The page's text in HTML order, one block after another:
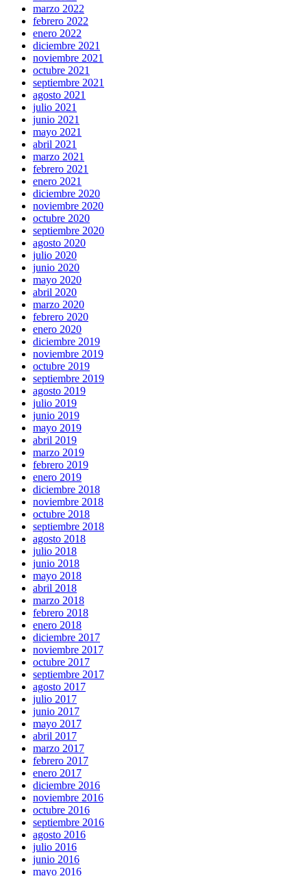
marzo 2022
febrero 2022
enero 2022
diciembre 2021
noviembre 2021
octubre 2021
septiembre 2021
agosto 2021
julio 2021
junio 2021
mayo 2021
abril 2021
marzo 2021
febrero 2021
enero 2021
diciembre 2020
noviembre 2020
octubre 2020
septiembre 2020
agosto 2020
julio 2020
junio 2020
mayo 2020
abril 2020
marzo 2020
febrero 2020
enero 2020
diciembre 2019
noviembre 2019
octubre 2019
septiembre 2019
agosto 2019
julio 2019
junio 2019
mayo 2019
abril 2019
marzo 2019
febrero 2019
enero 2019
diciembre 2018
noviembre 2018
octubre 2018
septiembre 2018
agosto 2018
julio 2018
junio 2018
mayo 2018
abril 2018
marzo 2018
febrero 2018
enero 2018
diciembre 2017
noviembre 2017
octubre 2017
septiembre 2017
agosto 2017
julio 2017
junio 2017
mayo 2017
abril 2017
marzo 2017
febrero 2017
enero 2017
diciembre 2016
noviembre 2016
octubre 2016
septiembre 2016
agosto 2016
julio 2016
junio 2016
mayo 2016